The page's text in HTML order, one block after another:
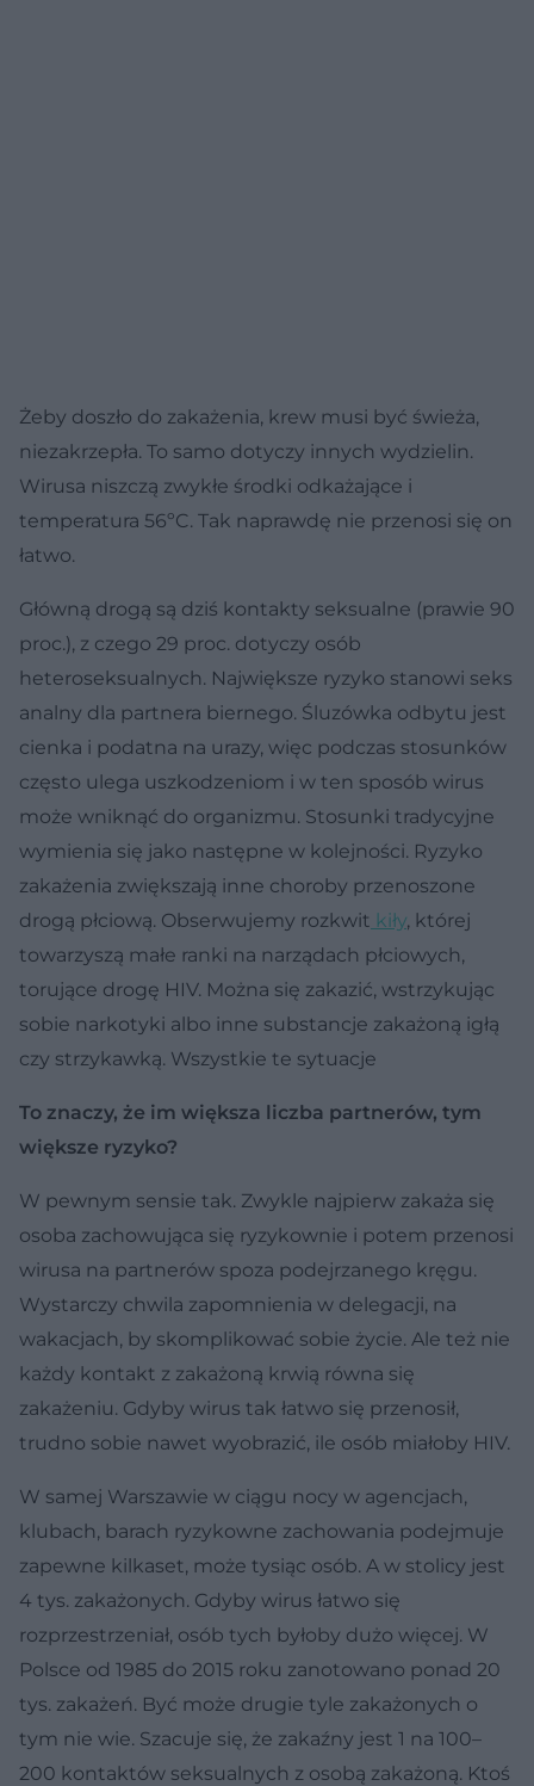
Żeby doszło do zakażenia, krew musi być świeża,
niezakrzepła. To samo dotyczy innych wydzielin.
Wirusa niszczą zwykłe środki odkażające i
temperatura 56ºC. Tak naprawdę nie przenosi się on
łatwo.
Główną drogą są dziś kontakty seksualne (prawie 90
proc.), z czego 29 proc. dotyczy osób
heteroseksualnych. Największe ryzyko stanowi seks
analny dla partnera biernego. Śluzówka odbytu jest
cienka i podatna na urazy, więc podczas stosunków
często ulega uszkodzeniom i w ten sposób wirus
może wniknąć do organizmu. Stosunki tradycyjne
wymienia się jako następne w kolejności. Ryzyko
zakażenia zwiększają inne choroby przenoszone
drogą płciową. Obserwujemy rozkwit kiły, której
towarzyszą małe ranki na narządach płciowych,
torujące drogę HIV. Można się zakazić, wstrzykując
sobie narkotyki albo inne substancje zakażoną igłą
czy strzykawką. Wszystkie te sytuacje
To znaczy, że im większa liczba partnerów, tym
większe ryzyko?
W pewnym sensie tak. Zwykle najpierw zakaża się
osoba zachowująca się ryzykownie i potem przenosi
wirusa na partnerów spoza podejrzanego kręgu.
Wystarczy chwila zapomnienia w delegacji, na
wakacjach, by skomplikować sobie życie. Ale też nie
każdy kontakt z zakażoną krwią równa się
zakażeniu. Gdyby wirus tak łatwo się przenosił,
trudno sobie nawet wyobrazić, ile osób miałoby HIV.
W samej Warszawie w ciągu nocy w agencjach,
klubach, barach ryzykowne zachowania podejmuje
zapewne kilkaset, może tysiąc osób. A w stolicy jest
4 tys. zakażonych. Gdyby wirus łatwo się
rozprzestrzeniał, osób tych byłoby dużo więcej. W
Polsce od 1985 do 2015 roku zanotowano ponad 20
tys. zakażeń. Być może drugie tyle zakażonych o
tym nie wie. Szacuje się, że zakaźny jest 1 na 100–
200 kontaktów seksualnych z osobą zakażoną. Ktoś